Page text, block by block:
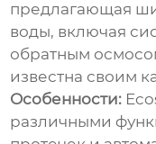
предлагающая
воды, включая
обратным
известна своим
Особенности:
различными